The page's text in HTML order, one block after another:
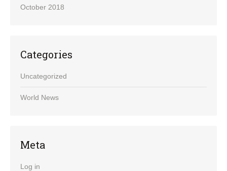
October 2018
Categories
Uncategorized
World News
Meta
Log in